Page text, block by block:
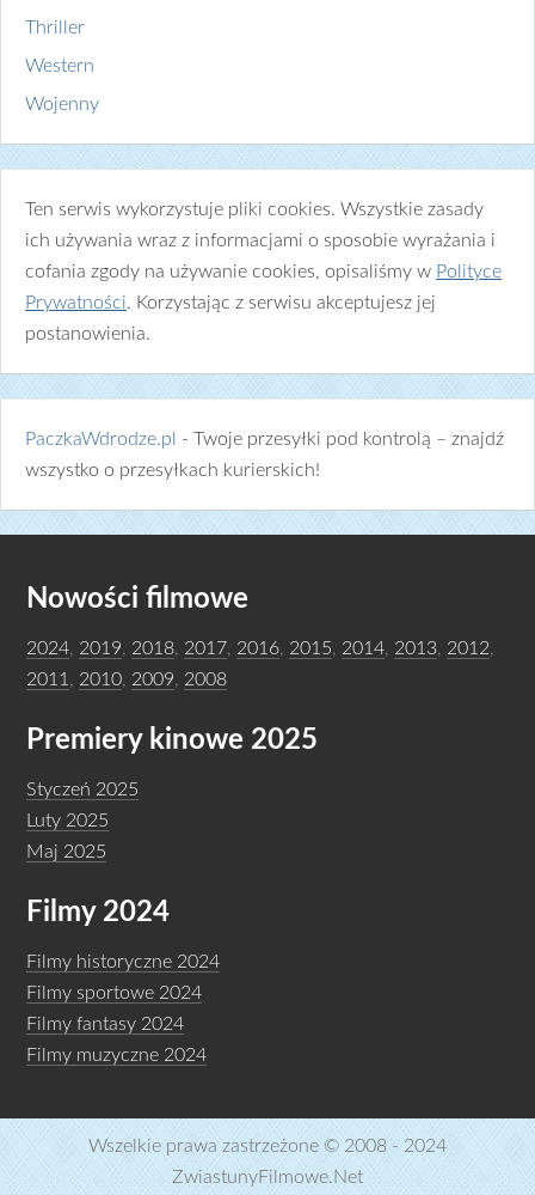
Thriller
Western
Wojenny
Ten serwis wykorzystuje pliki cookies. Wszystkie zasady
ich używania wraz z informacjami o sposobie wyrażania i
cofania zgody na używanie cookies, opisaliśmy w Polityce
Prywatności. Korzystając z serwisu akceptujesz jej
postanowienia.
PaczkaWdrodze.pl
- Twoje przesyłki pod kontrolą – znajdź
wszystko o przesyłkach kurierskich!
Nowości filmowe
2024 2019 2018 2017 2016 2015 2014 2013 2012
2011
2010 2009 2008
Premiery kinowe 2025
Styczeń 2025
Luty 2025
Maj 2025
Filmy 2024
Filmy historyczne 2024
Filmy sportowe 2024
Filmy fantasy 2024
Filmy muzyczne 2024
Wszelkie prawa zastrzeżone © 2008 - 2024
ZwiastunyFilmowe.Net